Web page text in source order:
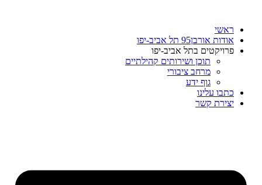
ראשי
אודות אורבן95 תל אביב-יפו
פרויקטים בתל אביב-יפו
תוכן ושירותים קהילתיים
מרחב ציבורי
גוף ידע
כתבו עלינו
יצירת קשר